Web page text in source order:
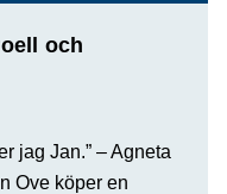
och
jag Jan.” – Agneta
Ove köper en